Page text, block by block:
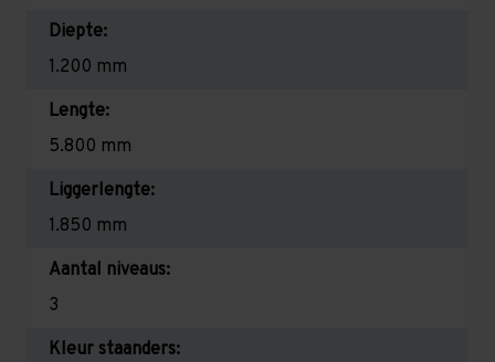
Diepte:
1.200 mm
Lengte:
5.800 mm
Liggerlengte:
1.850 mm
Aantal niveaus:
3
Kleur staanders: